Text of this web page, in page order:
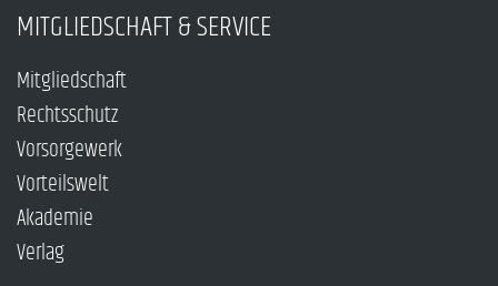
MITGLIEDSCHAFT & SERVICE
Mitgliedschaft
Rechtsschutz
Vorsorgewerk
Vorteilswelt
Akademie
Verlag